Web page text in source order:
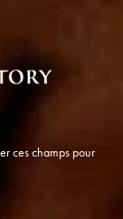
ces champs pour